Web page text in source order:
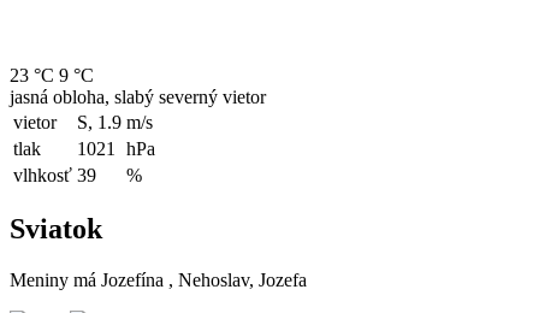
23 °C 9 °C
jasná obloha, slabý severný vietor
vietor
S, 1.9 m/s
tlak
1021
hPa
vlhkosť 39 %
Sviatok
Meniny má Jozefína , Nehoslav, Jozefa